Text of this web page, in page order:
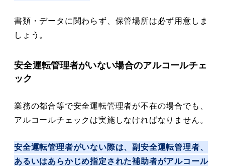
書類・データに関わらず、保管場所は必ず用意しま
しょう。
安全運転管理者がいない場合のアルコールチェ
ック
業務の都合等で安全運転管理者が不在の場合でも、
アルコールチェックは実施しなければなりません。
安全運転管理者がいない際は、副安全運転管理者、
あるいはあらかじめ指定された補助者がアルコール